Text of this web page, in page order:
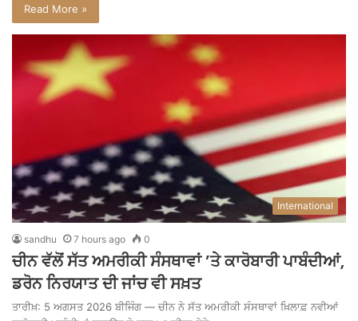
Read More »
International
sandhu 7 hours ago 0
ਚੀਨ ਵੱਲੋਂ ਸੱਤ ਅਮਰੀਕੀ ਸੰਸਥਾਵਾਂ ’ਤੇ ਕਾਰੋਬਾਰੀ ਪਾਬੰਦੀਆਂ,
ਡਰੋਨ ਨਿਰਯਾਤ ਦੀ ਜਾਂਚ ਵੀ ਸਖ਼ਤ
ਤਾਰੀਖ਼: 5 ਅਗਸਤ 2026 ਬੀਜਿੰਗ — ਚੀਨ ਨੇ ਸੱਤ ਅਮਰੀਕੀ ਸੰਸਥਾਵਾਂ ਖ਼ਿਲਾਫ਼ ਨਵੀਆਂ